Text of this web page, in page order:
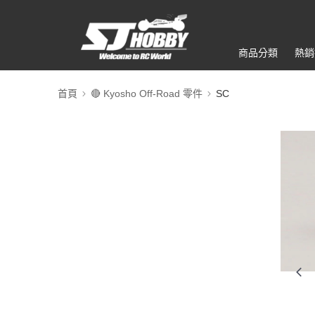
商品分類 熱
首頁 🔴 Kyosho Off-Road 零件 SC